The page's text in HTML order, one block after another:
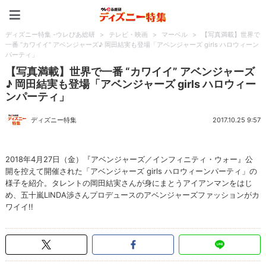
ディズニー特集 -ウレぴあ総研 > テレビ・映画 > マーベル >
【写真満載】世界で
一番 “カワイイ” アベンジャーズ♪ 岡田結実も登場「アベンジャーズ girls ハロウィーン
パーティ」
【写真満載】世界で一番 “カワイイ” アベンジャーズ
♪ 岡田結実も登場「アベンジャーズ girls ハロウィー
ンパーティ」
ディズニー特集 2017.10.25 9:57
2018年4月27日（金）『アベンジャーズ／インフィニティ・ウォー』公
開を控えて開催された「アベンジャーズ girls ハロウィーンパーティ」の
様子を紹介。タレントの岡田結実さんが身にまとうアイアンマンをはじ
め、五十嵐LINDA渉さんプロデュースのアベンジャーズファッションがカ
ワイイ!!